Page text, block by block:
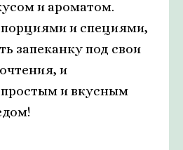
и ароматом.
и специями,
запеканку под свои
и
и вкусным